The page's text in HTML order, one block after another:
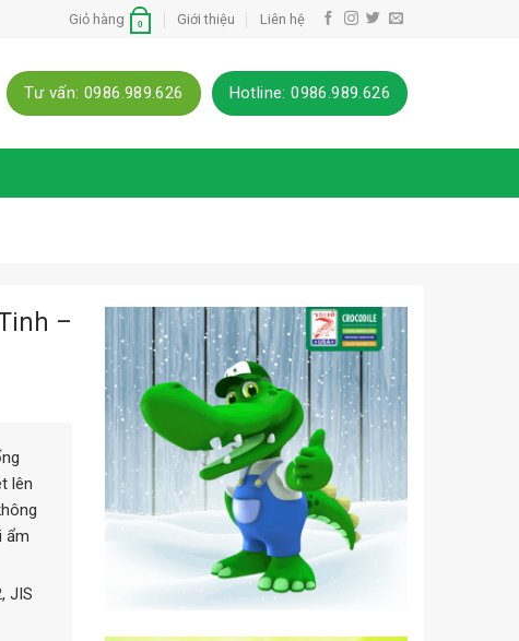
Giỏ hàng 0 Giới thiệu Liên hệ
Tư vấn: 0986.989.626 Hotline: 0986.989.626
–
lên
ẩm
JIS